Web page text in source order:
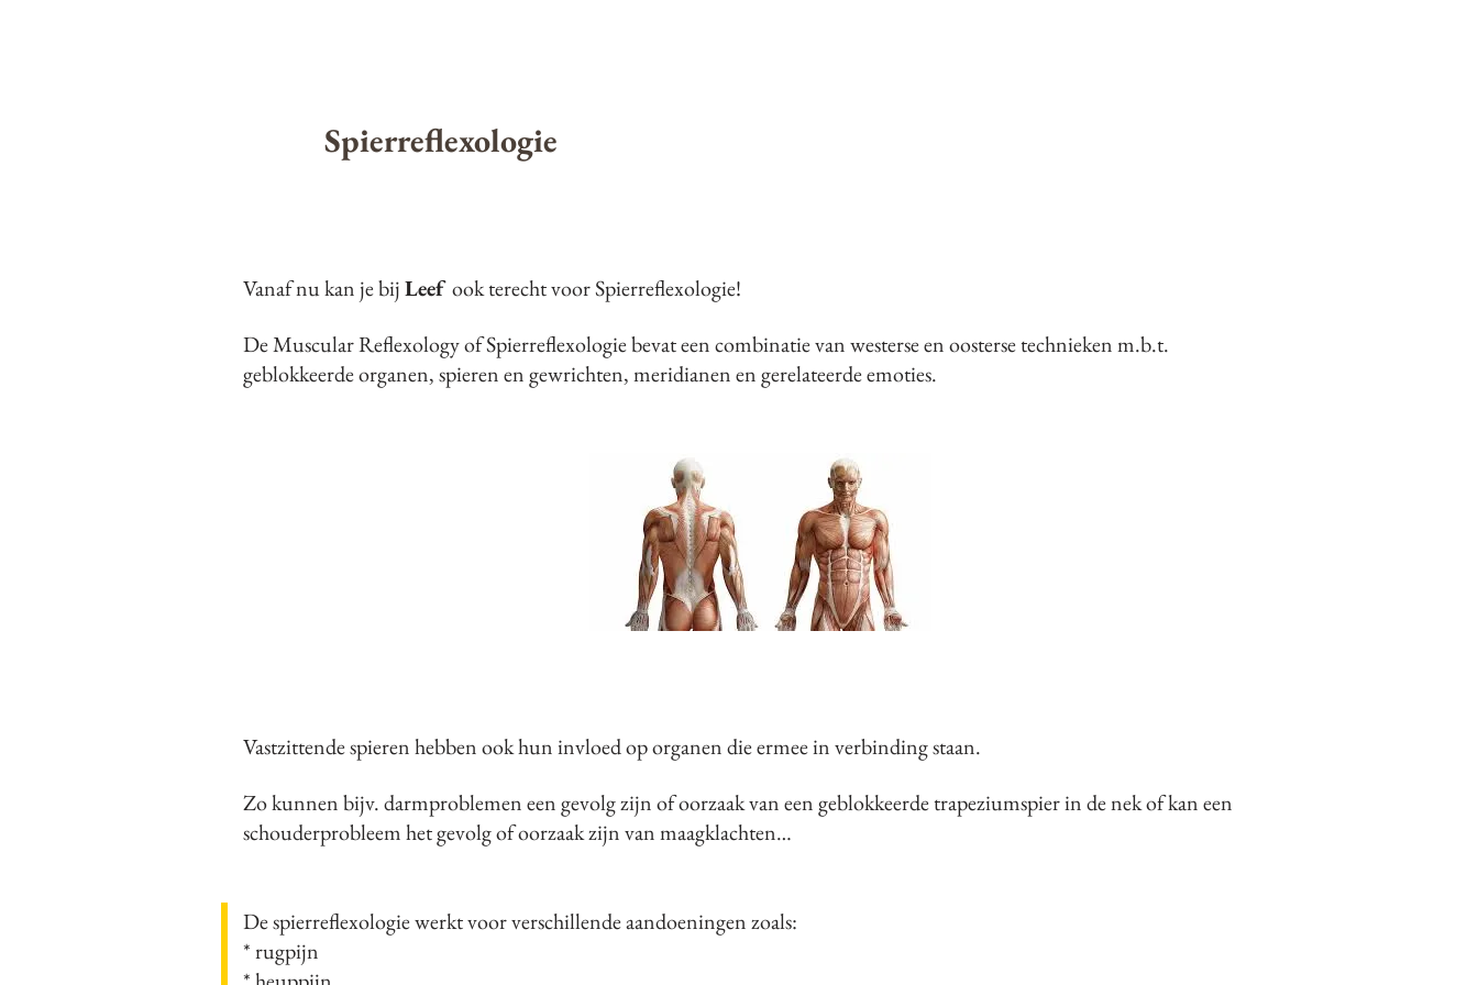
Spierreflexologie
Vanaf nu kan je bijLeefook terecht voor Spierreflexologie!
De Muscular Reflexology of Spierreflexologie bevat een combinatie van westerse en oosterse technieken m.b.t.
geblokkeerde organen, spieren en gewrichten, meridianen en gerelateerde emoties.
Vastzittende spieren hebben ook hun invloed op organen die ermee in verbinding staan.
Zo kunnen bijv. darmproblemen een gevolg zijn of oorzaak van een geblokkeerde trapeziumspier in de nek of kan een
schouderprobleem het gevolg of oorzaak zijn van maagklachten…
De spierreflexologie werkt voor verschillende aandoeningen zoals:
* rugpijn